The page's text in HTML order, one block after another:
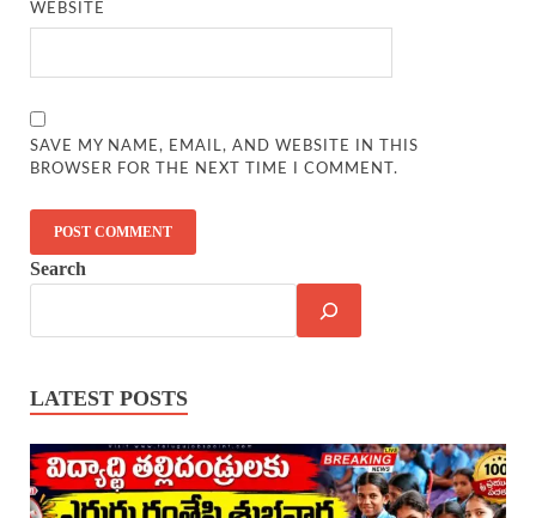
WEBSITE
SAVE MY NAME, EMAIL, AND WEBSITE IN THIS
BROWSER FOR THE NEXT TIME I COMMENT.
Search
LATEST POSTS